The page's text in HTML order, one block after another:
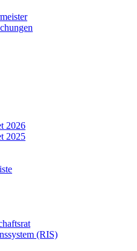
2026
2025
(RIS)